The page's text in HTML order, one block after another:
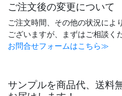
ご注文後の変更について
ご注文時間、その他の状況によ
ございますが、まずはご相談く
お問合せフォームはこちら≫
サンプルを商品代、送料